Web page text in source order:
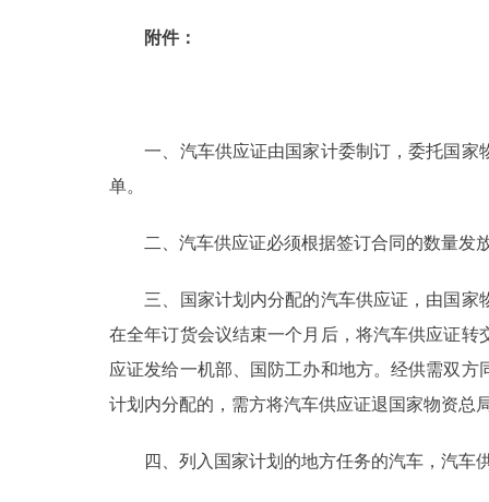
附件：
一、汽车供应证由国家计委制订，委托国家
单。
二、汽车供应证必须根据签订合同的数量发
三、国家计划内分配的汽车供应证，由国家
在全年订货会议结束一个月后，将汽车供应证
应证发给一机部、国防工办和地方。经供需双
计划内分配的，需方将汽车供应证退国家物资总
四、列入国家计划的地方任务的汽车，汽车